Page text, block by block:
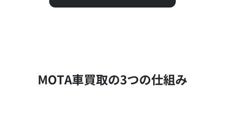
MOTA車買取の3つの仕組み